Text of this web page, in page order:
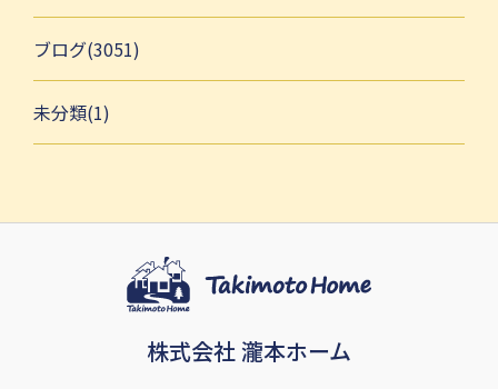
ブログ(3051)
未分類(1)
株式会社 瀧本ホーム